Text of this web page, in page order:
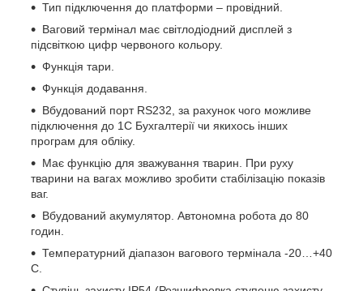
Тип підключення до платформи – провідний.
Ваговий термінал має світлодіодний дисплей з
підсвіткою цифр червоного кольору.
Функція тари.
Функція додавання.
Вбудований порт RS232, за рахунок чого можливе
підключення до 1С Бухгалтерії чи якихось інших
програм для обліку.
Має функцію для зважування тварин. При руху
тварини на вагах можливо зробити стабілізацію показів
ваг.
Вбудований акумулятор. Автономна робота до 80
годин.
Температурний діапазон вагового термінала -20…+40
С.